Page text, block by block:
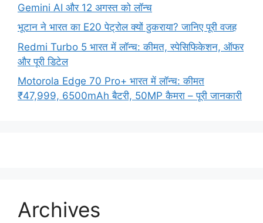
Gemini AI और 12 अगस्त को लॉन्च
भूटान ने भारत का E20 पेट्रोल क्यों ठुकराया? जानिए पूरी वजह
Redmi Turbo 5 भारत में लॉन्च: कीमत, स्पेसिफिकेशन, ऑफर
और पूरी डिटेल
Motorola Edge 70 Pro+ भारत में लॉन्च: कीमत
₹47,999, 6500mAh बैटरी, 50MP कैमरा – पूरी जानकारी
Archives